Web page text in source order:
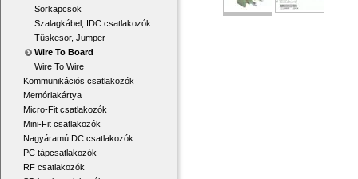
Sorkapcsok
Szalagkábel, IDC csatlakozók
Tüskesor, Jumper
Wire To Board
Wire To Wire
Kommunikációs csatlakozók
Memóriakártya
Micro-Fit csatlakozók
Mini-Fit csatlakozók
Nagyáramú DC csatlakozók
PC tápcsatlakozók
RF csatlakozók